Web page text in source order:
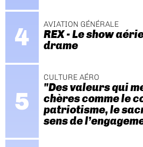
AVIATION GÉNÉRALE
REX - Le show
drame
CULTURE AÉRO
"Des valeurs qui
chères comme le
patriotisme, le
sens de